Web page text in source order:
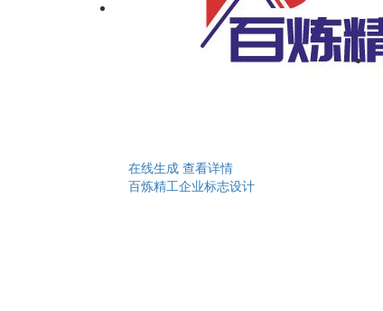
在线生成 查看详情
百炼精工企业标志设计